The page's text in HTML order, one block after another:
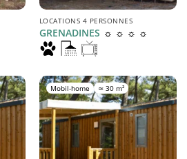
LOCATIONS 4 PERSONNES
GRENADINES ☼ ☼ ☼ ☼
Mobil-home ≃ 30 m²